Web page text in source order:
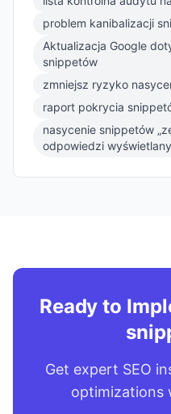
problem kanibalizacji
Aktualizacja Google
snippetów
zmniejsz ryzyko
raport pokrycia
nasycenie snippetów
odpowiedzi
Ready to
Get expert SEO
optimizations